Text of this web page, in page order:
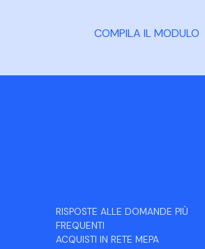
COMPILA IL MODULO
RISPOSTE ALLE DOMANDE PIÙ
FREQUENTI
ACQUISTI IN RETE MEPA